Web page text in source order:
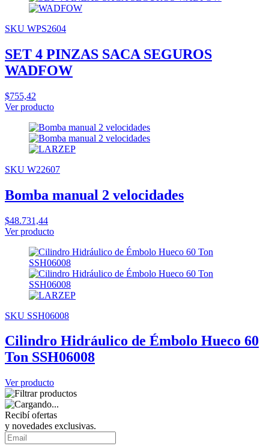
SKU WPS2604
SET 4 PINZAS SACA SEGUROS
WADFOW
$755,42
Ver producto
SKU W22607
Bomba manual 2 velocidades
$48.731,44
Ver producto
SKU SSH06008
Cilindro Hidráulico de Émbolo Hueco 60
Ton SSH06008
Ver producto
Recibí ofertas
y novedades exclusivas.